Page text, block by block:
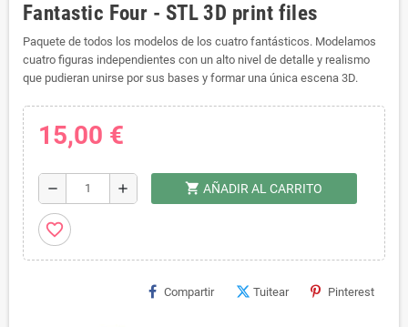
Fantastic Four - STL 3D print files
Paquete de todos los modelos de los cuatro fantásticos. Modelamos
cuatro figuras independientes con un alto nivel de detalle y realismo
que pudieran unirse por sus bases y formar una única escena 3D.
15,00 €
remove add shopping_cart AÑADIR AL CARRITO
favorite_border
Compartir Tuitear Pinterest